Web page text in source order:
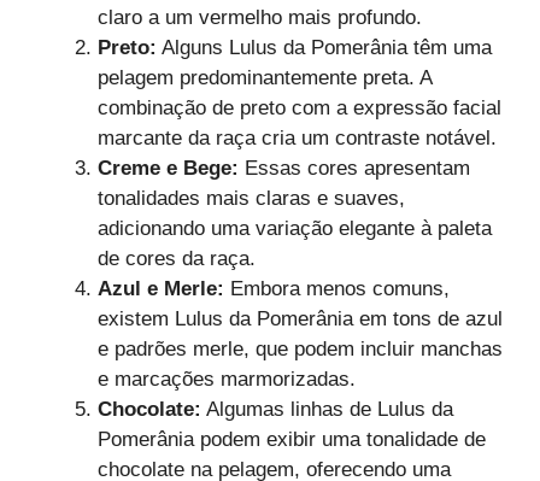
claro a um vermelho mais profundo.
Preto: Alguns Lulus da Pomerânia têm uma
pelagem predominantemente preta. A
combinação de preto com a expressão facial
marcante da raça cria um contraste notável.
Creme e Bege: Essas cores apresentam
tonalidades mais claras e suaves,
adicionando uma variação elegante à paleta
de cores da raça.
Azul e Merle: Embora menos comuns,
existem Lulus da Pomerânia em tons de azul
e padrões merle, que podem incluir manchas
e marcações marmorizadas.
Chocolate: Algumas linhas de Lulus da
Pomerânia podem exibir uma tonalidade de
chocolate na pelagem, oferecendo uma